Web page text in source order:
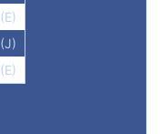
(E)
(J)
(E)